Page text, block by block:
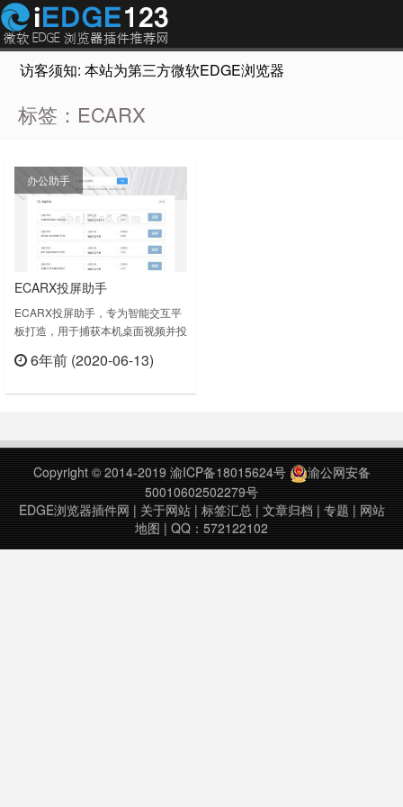
访客须知: 本站为第三方微软EDGE浏览器插件推荐网站，
标签：ECARX
办公助手
ECARX投屏助手
ECARX投屏助手，专为智能交互平
板打造，用于捕获本机桌面视频并投
平板精心打造，办公场景电脑投屏新
访问ECARX办公投屏系统官网，输
投屏助手 v2.0.5上次更新日期：
6年前 (2020-06-13)
Copyright © 2014-2019 渝ICP备18015624号
渝公网安备
50010602502279号
EDGE浏览器插件网 | 关于网站| 标签汇总| 文章归档 | 专题 | 网站
地图 | QQ：572122102